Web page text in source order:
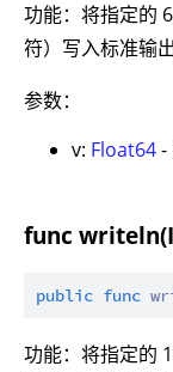
功能：将指定的
符）写入标准输
参数：
v: Float64-
func
public func
功能：将指定的